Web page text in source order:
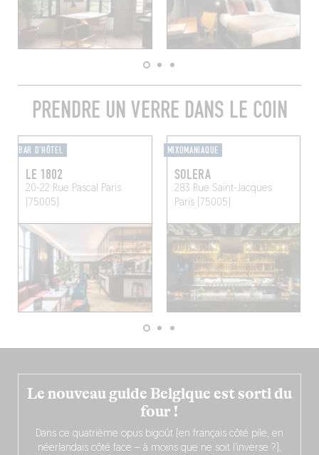
PRENDRE UN VERRE DANS LE COIN
BAR D'HÔTEL
LE 1802
20-22 Rue Pascal
Paris
(75005)
MIXOMANIAQUE
SOLERA
283 Rue Saint-Jacques
Paris (75005)
Le nouveau guide Belgique est sorti du
four !
Dans ce quatrième opus bigoût (en français côté pile, en
néerlandais côté face – à moins que ne soit l’inverse ?),